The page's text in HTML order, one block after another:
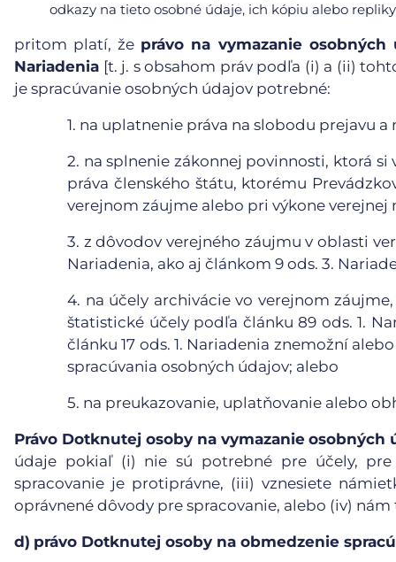
odkazy na tieto osobné údaje, ich kópiu alebo
pritom platí, že právo na vymazanie
Nariadenia [t. j. s obsahom práv podľa (i) a (ii)
je spracúvanie osobných údajov potrebné:
1. na uplatnenie práva na slobodu prejavu a
2. na splnenie zákonnej povinnosti, ktorá
práva členského štátu, ktorému
verejnom záujme alebo pri výkone verejnej
3. z dôvodov verejného záujmu v oblasti
Nariadenia, ako aj článkom 9 ods. 3.
4. na účely archivácie vo verejnom
štatistické účely podľa článku 89 ods. 1.
článku 17 ods. 1. Nariadenia znemožní
spracúvania osobných údajov; alebo
5. na preukazovanie, uplatňovanie alebo
Právo Dotknutej osoby na vymazanie osobných
údaje pokiaľ (i) nie sú potrebné pre účely,
spracovanie je protiprávne, (iii) vznesiete
oprávnené dôvody pre spracovanie, alebo (iv)
d) právo Dotknutej osoby na obmedzenie